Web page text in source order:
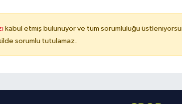
kabul etmiş bulunuyor ve tüm sorumluluğu
sorumlu tutulamaz.